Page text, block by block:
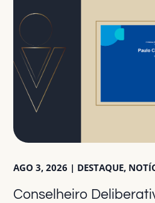
Conselheiro
AGO 3, 2026 | DESTAQUE,